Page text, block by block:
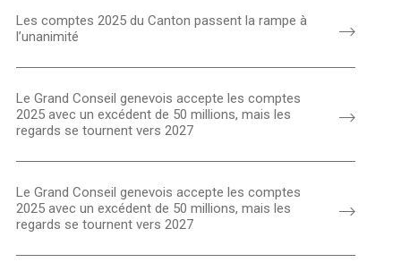
Les comptes 2025 du Canton passent la rampe à
l’unanimité
Le Grand Conseil genevois accepte les comptes
2025 avec un excédent de 50 millions, mais les
regards se tournent vers 2027
Le Grand Conseil genevois accepte les comptes
2025 avec un excédent de 50 millions, mais les
regards se tournent vers 2027